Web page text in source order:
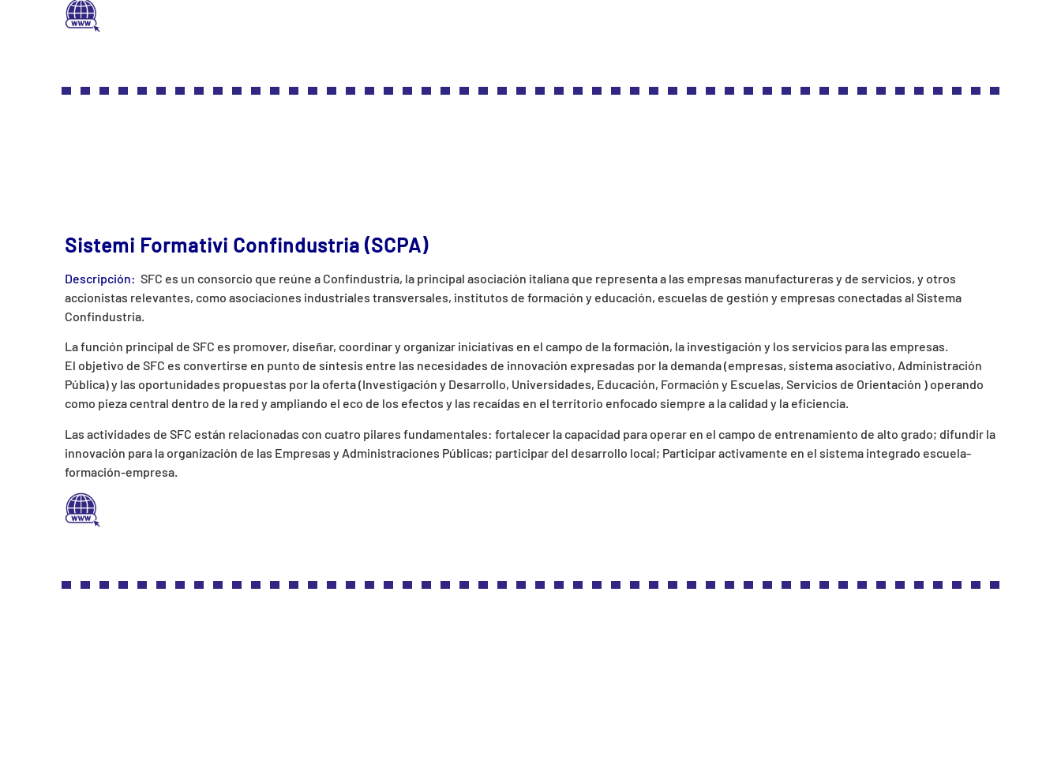
Sistemi Formativi Confindustria (SCPA)
Descripción: SFC es un consorcio que reúne a Confindustria, la principal asociación italiana que representa a las empresas manufactureras y de servicios, y otros
accionistas relevantes, como asociaciones industriales transversales, institutos de formación y educación, escuelas de gestión y empresas conectadas al Sistema
Confindustria.
La función principal de SFC es promover, diseñar, coordinar y organizar iniciativas en el campo de la formación, la investigación y los servicios para las empresas.
El objetivo de SFC es convertirse en punto de síntesis entre las necesidades de innovación expresadas por la demanda (empresas, sistema asociativo, Administración
Pública) y las oportunidades propuestas por la oferta (Investigación y Desarrollo, Universidades, Educación, Formación y Escuelas, Servicios de Orientación ) operando
como pieza central dentro de la red y ampliando el eco de los efectos y las recaídas en el territorio enfocado siempre a la calidad y la eficiencia.
Las actividades de SFC están relacionadas con cuatro pilares fundamentales: fortalecer la capacidad para operar en el campo de entrenamiento de alto grado; difundir la
innovación para la organización de las Empresas y Administraciones Públicas; participar del desarrollo local; Participar activamente en el sistema integrado escuela-
formación-empresa.